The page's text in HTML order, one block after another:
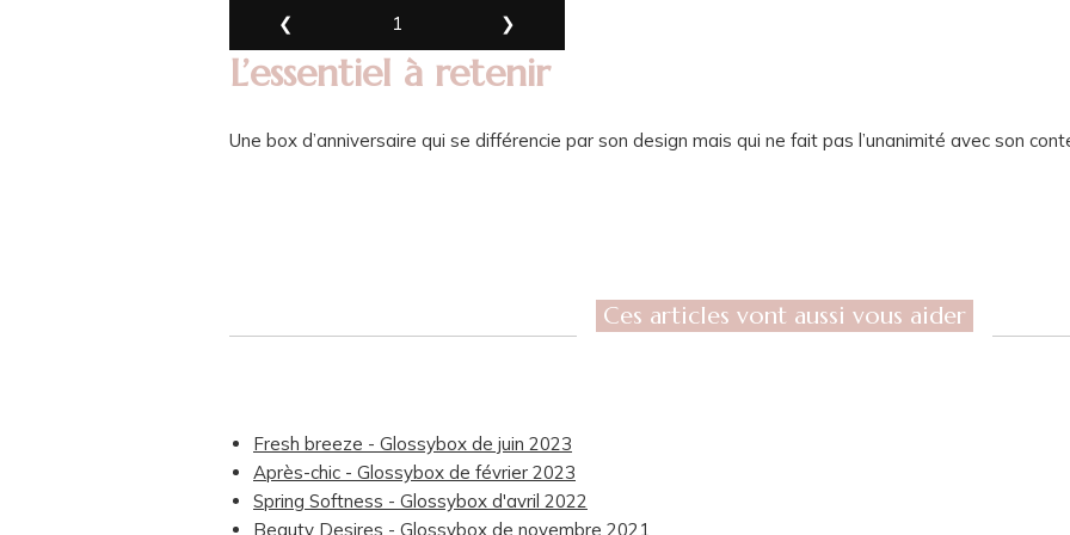
❮ 1 ❯
L’essentiel à retenir
Une box d’anniversaire qui se différencie par son design mais qui ne fait pas l’unanimité avec son
Ces articles vont aussi vous aider
Fresh breeze - Glossybox de juin 2023
Après-chic - Glossybox de février 2023
Spring Softness - Glossybox d'avril 2022
Beauty Desires - Glossybox de novembre 2021